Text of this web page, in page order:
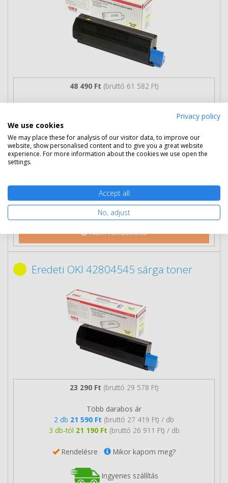
48 490 Ft (bruttó 61 582 Ft)
3 db-tól
Rendelésre Mikor kapom meg?
Nem rendelhető
Eredeti OKI 42804545 sárga toner
23 290 Ft (bruttó 29 578 Ft)
Több darabos ár
2 db 21 590 Ft (bruttó 27 419 Ft) / db
3 db-tól 21 190 Ft (bruttó 26 911 Ft) / db
Rendelésre Mikor kapom meg?
Ingyenes szállítás
Privacy policy
We use cookies
We may place these for analysis of our visitor data, to improve our
website, show personalised content and to give you a great website
experience. For more information about the cookies we use open the
settings.
Accept all
No, adjust